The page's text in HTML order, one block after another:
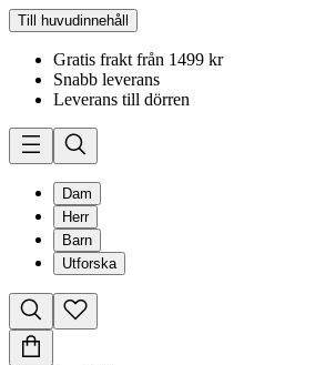
Till huvudinnehåll
Gratis frakt från 1499 kr
Snabb leverans
Leverans till dörren
Dam
Herr
Barn
Utforska